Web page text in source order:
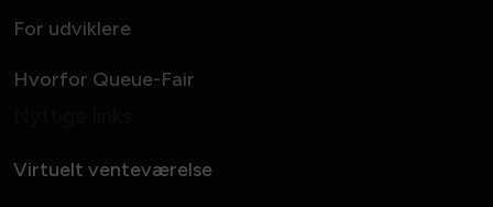
For udviklere
Hvorfor Queue-Fair
Virtuelt venteværelse